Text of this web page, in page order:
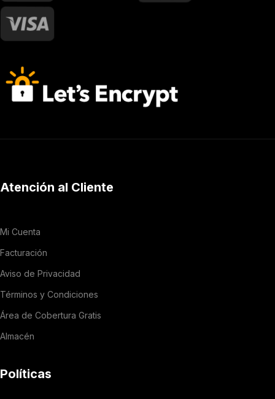
Atención al Cliente
Mi Cuenta
Facturación
Aviso de Privacidad
Términos y Condiciones
Área de Cobertura Gratis
Almacén
Políticas